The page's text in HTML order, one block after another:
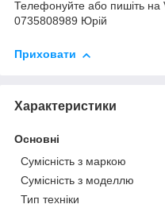
Телефонуйте або пишіть
0735808989 Юрій
Приховати
Характеристики
Основні
Сумісність з маркою
Сумісність з моделлю
Тип техніки